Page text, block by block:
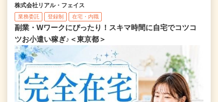
株式会社リアル・フェイス
業務委託 登録制 在宅・内職
副業・Wワークにぴったり！スキマ時間に自宅でコツコ
ツお小遣い稼ぎ♪＜東京都＞